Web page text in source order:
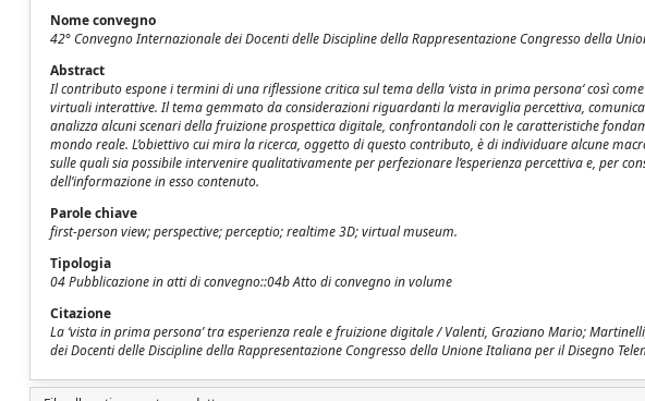
Nome convegno
42° Convegno Internazionale dei Docenti delle Discipline della Rappresentazione Congresso della
Abstract
Il contributo espone i termini di una riflessione critica sul tema della ’vista in prima persona‘ così
virtuali interattive. Il tema gemmato da considerazioni riguardanti la meraviglia percettiva,
analizza alcuni scenari della fruizione prospettica digitale, confrontandoli con le caratteristiche
mondo reale. L’obiettivo cui mira la ricerca, oggetto di questo contributo, è di individuare alcune
sulle quali sia possibile intervenire qualitativamente per perfezionare l’esperienza percettiva e, per
dell’informazione in esso contenuto.
Parole chiave
first-person view; perspective; perceptio; realtime 3D; virtual museum.
Tipologia
04 Pubblicazione in atti di convegno::04b Atto di convegno in volume
Citazione
La ‘vista in prima persona’ tra esperienza reale e fruizione digitale / Valenti, Graziano Mario;
dei Docenti delle Discipline della Rappresentazione Congresso della Unione Italiana per il Disegno